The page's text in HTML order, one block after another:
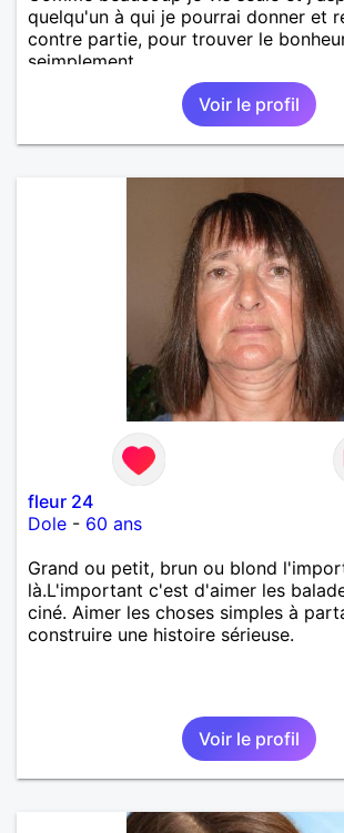
quelqu'un à qui je pourrai donner et
contre partie, pour trouver le
seimplement.
Voir le profil
fleur 24
Dole - 60 ans
Grand ou petit, brun ou blond
là.L'important c'est d'aimer les
ciné. Aimer les choses simples à
construire une histoire sérieuse.
Voir le profil